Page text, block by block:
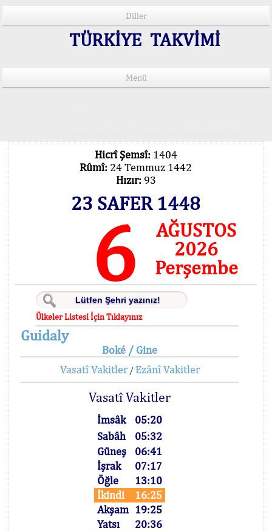
Diller
TÜRKİYE TAKVİMİ
Menü
Hicrî Şemsî: 1404
Rûmî: 24 Temmuz 1442
Hızır: 93
23 SAFER 1448
6
AĞUSTOS
2026
Perşembe
Ülkeler Listesi İçin Tıklayınız
Guidaly
Boké / Gine
Vasatî Vakitler/ Ezânî Vakitler
Vasatî Vakitler
İmsâk
05:20
Sabâh
05:32
Güneş
06:41
İşrak
07:17
Öğle
13:10
İkindi
16:25
Akşam 19:25
Yatsı
20:36